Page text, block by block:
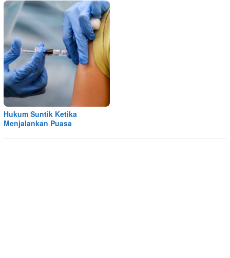
Hukum Suntik Ketika
Menjalankan Puasa